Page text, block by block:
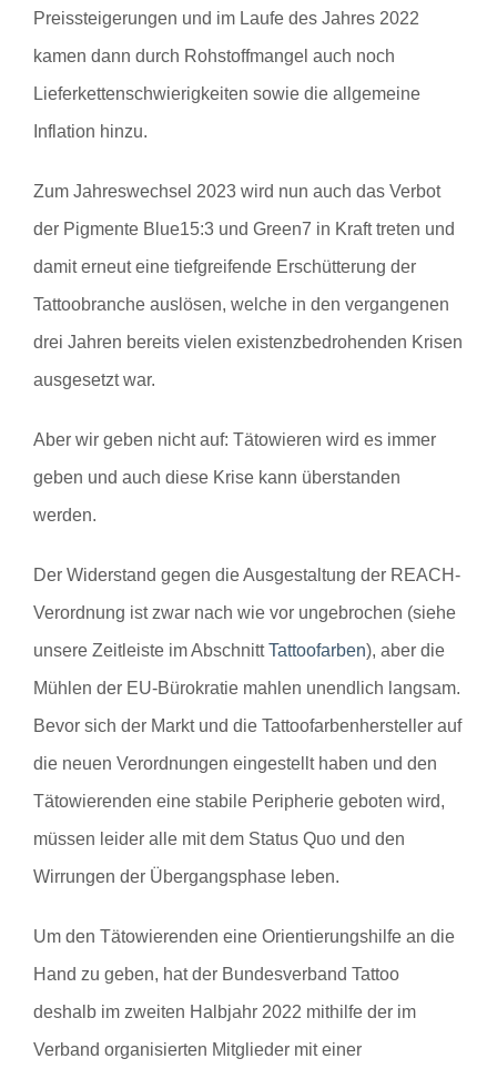
Preissteigerungen und im Laufe des Jahres 2022
kamen dann durch Rohstoffmangel auch noch
Lieferkettenschwierigkeiten sowie die allgemeine
Inflation hinzu.
Zum Jahreswechsel 2023 wird nun auch das Verbot
der Pigmente Blue15:3 und Green7 in Kraft treten und
damit erneut eine tiefgreifende Erschütterung der
Tattoobranche auslösen, welche in den vergangenen
drei Jahren bereits vielen existenzbedrohenden Krisen
ausgesetzt war.
Aber wir geben nicht auf: Tätowieren wird es immer
geben und auch diese Krise kann überstanden
werden.
Der Widerstand gegen die Ausgestaltung der REACH-
Verordnung ist zwar nach wie vor ungebrochen (siehe
unsere Zeitleiste im AbschnittTattoofarben), aber die
Mühlen der EU-Bürokratie mahlen unendlich langsam.
Bevor sich der Markt und die Tattoofarbenhersteller auf
die neuen Verordnungen eingestellt haben und den
Tätowierenden eine stabile Peripherie geboten wird,
müssen leider alle mit dem Status Quo und den
Wirrungen der Übergangsphase leben.
Um den Tätowierenden eine Orientierungshilfe an die
Hand zu geben, hat der Bundesverband Tattoo
deshalb im zweiten Halbjahr 2022 mithilfe der im
Verband organisierten Mitglieder mit einer